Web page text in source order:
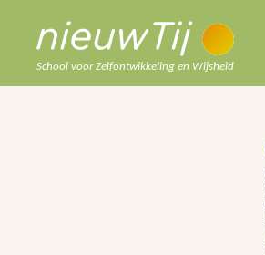
School voor Zelfontwikkeling en Wijsheid